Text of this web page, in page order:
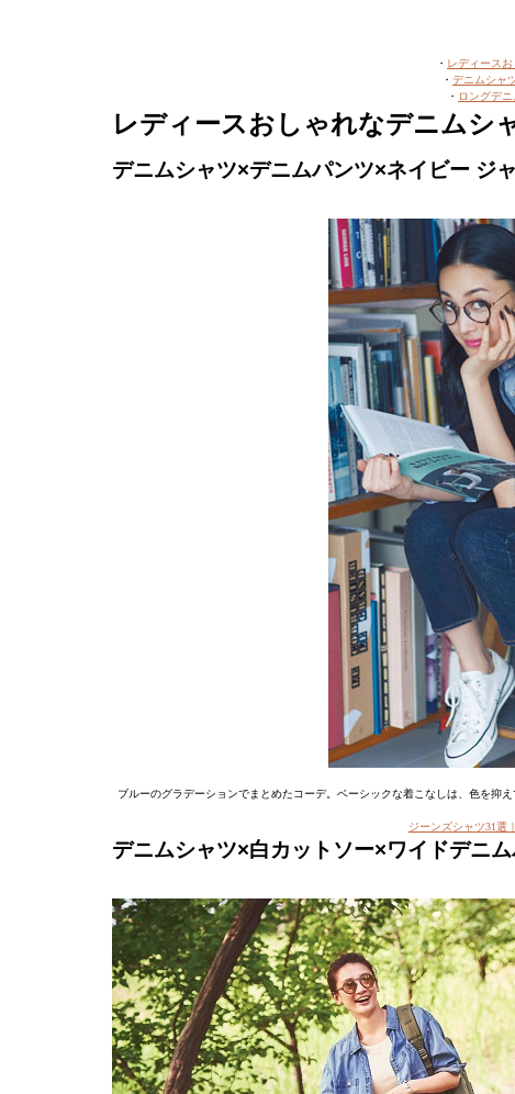
・ レディース
・ デニムシャ
・ ロングデ
レディースおしゃれなデニムシ
デニムシャツ×デニムパンツ×ネイビー ジ
ブルーのグラデーションでまとめたコーデ。ベーシックな着こなしは、色を抑
ジーンズシャツ31選
デニムシャツ×白カットソー×ワイドデニ